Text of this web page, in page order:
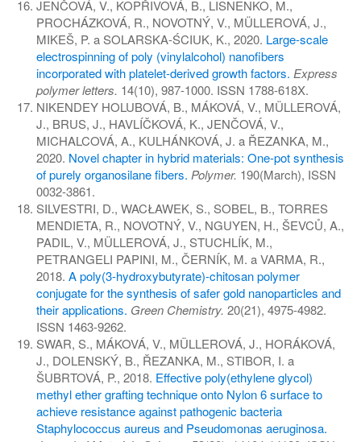
JENČOVÁ, V., KOPŘIVOVÁ, B., LISNENKO, M.,
PROCHÁZKOVÁ, R., NOVOTNÝ, V., MÜLLEROVÁ, J.,
MIKEŠ, P. a SOLARSKA-ŚCIUK, K., 2020. Large-scale
electrospinning of poly (vinylalcohol) nanofibers
incorporated with platelet-derived growth factors. Express
polymer letters. 14(10), 987-1000. ISSN 1788-618X.
NIKENDEY HOLUBOVÁ, B., MÁKOVÁ, V., MÜLLEROVÁ,
J., BRUS, J., HAVLÍČKOVÁ, K., JENČOVÁ, V.,
MICHALCOVÁ, A., KULHÁNKOVÁ, J. a ŘEZANKA, M.,
2020. Novel chapter in hybrid materials: One-pot synthesis
of purely organosilane fibers. Polymer. 190(March), ISSN
0032-3861.
SILVESTRI, D., WACŁAWEK, S., SOBEL, B., TORRES
MENDIETA, R., NOVOTNÝ, V., NGUYEN, H., ŠEVCŮ, A.,
PADIL, V., MÜLLEROVÁ, J., STUCHLÍK, M.,
PETRANGELI PAPINI, M., ČERNÍK, M. a VARMA, R.,
2018. A poly(3-hydroxybutyrate)-chitosan polymer
conjugate for the synthesis of safer gold nanoparticles and
their applications. Green Chemistry. 20(21), 4975-4982.
ISSN 1463-9262.
SWAR, S., MÁKOVÁ, V., MÜLLEROVÁ, J., HORÁKOVÁ,
J., DOLENSKÝ, B., ŘEZANKA, M., STIBOR, I. a
ŠUBRTOVÁ, P., 2018. Effective poly(ethylene glycol)
methyl ether grafting technique onto Nylon 6 surface to
achieve resistance against pathogenic bacteria
Staphylococcus aureus and Pseudomonas aeruginosa.